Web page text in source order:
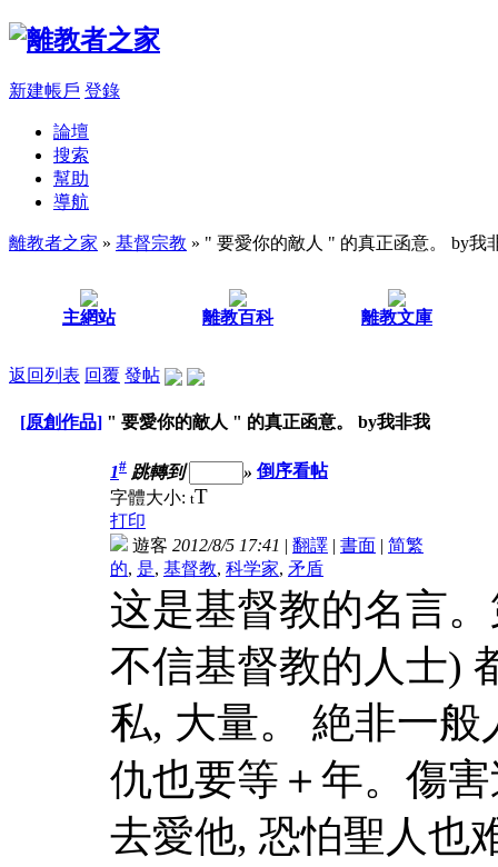
新建帳戶 登錄
論壇
搜索
幫助
導航
離教者之家 » 基督宗教 » " 要愛你的敵人 " 的真正函意。 by我
主網站 離教百科 離教文庫
返回列表 回覆 發帖
[原創作品] " 要愛你的敵人 " 的真正函意。 by我非我
1# 跳轉到 » 倒序看帖
字體大小: tT
打印
遊客 2012/8/5 17:41 | 翻譯 | 書面 | 简繁
的, 是, 基督教, 科学家, 矛盾
这是基督教的名言
不信基督教的人士)
私, 大量。 絶非一
仇也要等＋年。傷
去愛他, 恐怕聖人也